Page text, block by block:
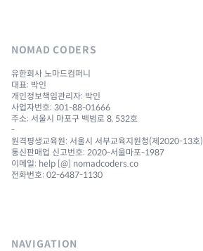
NOMAD CODERS
유한회사 노마드컴퍼니
대표: 박인
개인정보책임관리자: 박인
사업자번호: 301-88-01666
주소: 서울시 마포구 백범로 8, 532호
-
원격평생교육원: 서울시 서부교육지원청(제2020-13호)
통신판매업 신고번호: 2020-서울마포-1987
이메일: help [@] nomadcoders.co
전화번호: 02-6487-1130
NAVIGATION